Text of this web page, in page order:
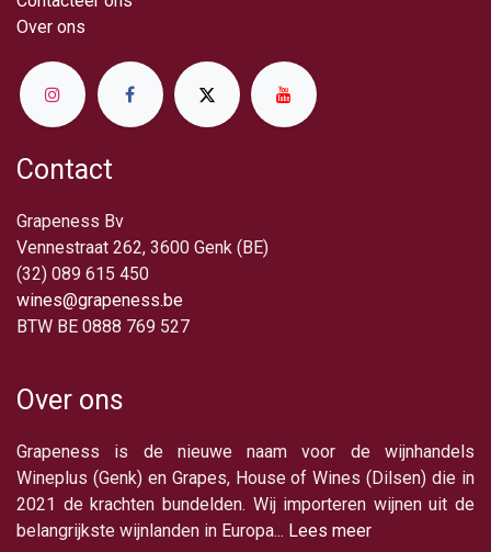
Over ​ons
Contact
Grapeness Bv
Vennestraat 262, 3600 Genk (BE)
(32) 089 615 450
wines@grapeness.be
BTW BE 0888 769 527
Over ons
Grapeness is de nieuwe naam voor de wijnhandels
Wineplus (Genk) en Grapes, House of Wines (Dilsen) die in
2021 de krachten bundelden. Wij importeren wijnen uit de
belangrijkste wijnlanden in Europa... Lees meer